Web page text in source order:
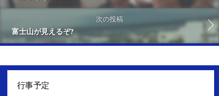
次の投稿
富士山が見えるぞ?
行事予定